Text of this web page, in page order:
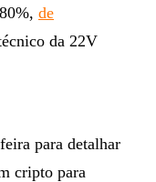
de
da 22V
para detalhar
cripto para